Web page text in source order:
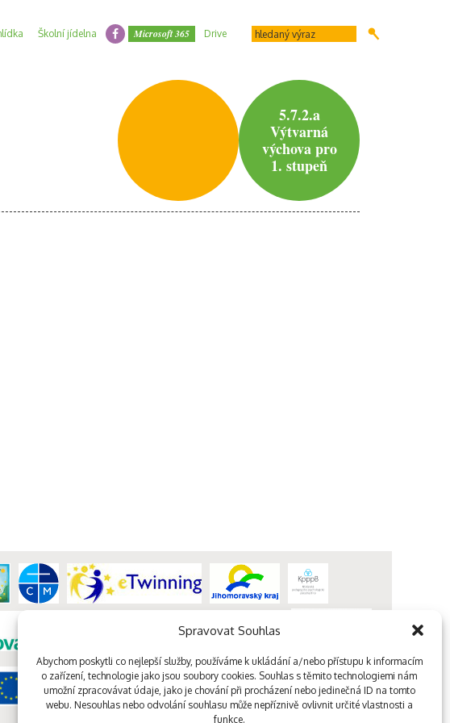
Spravovat Souhlas
Abychom poskytli co nejlepší služby, používáme k ukládání a/nebo přístupu k informacím
o zařízení, technologie jako jsou soubory cookies. Souhlas s těmito technologiemi nám
umožní zpracovávat údaje, jako je chování při procházení nebo jedinečná ID na tomto
webu. Nesouhlas nebo odvolání souhlasu může nepříznivě ovlivnit určité vlastnosti a
funkce.
Školní jídelna Microsoft 365 Drive
5.7.2.a
Výtvarná
výchova pro
1. stupeň